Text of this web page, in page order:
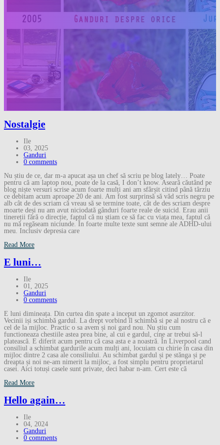
Nostalgie
Ile
03, 2025
Ganduri
0 comments
Nu știu de ce, dar m-a apucat așa un chef să scriu pe blog lately… Poate
pentru că am laptop nou, poate de la casă, I don’t know. Aseară căutând pe
blog niște versuri scrise acum foarte mulți ani am sfârșit citind până târziu
ce debitam acum aproape 20 de ani. Am fost surprinsă să văd scris negru pe
alb cât de des scriam că vreau să se termine toate, cât de des scriam despre
moarte deși nu am avut niciodată gânduri foarte reale de suicid. Erau anii
tinereții fără o direcție, faptul că nu știam ce să fac cu viața mea, faptul că
nu mă regăseam niciunde. În foarte multe texte sunt semne ale ADHD-ului
meu. Inclusiv depresia care
Read More
E luni…
Ile
01, 2025
Ganduri
0 comments
E luni dimineața. Din curtea din spate a inceput un zgomot asurzitor.
Vecinii iși schimbă gardul. La drept vorbind îl schimbă si pe al nostru că e
cel de la mijloc. Practic o sa avem și noi gard nou. Nu știu cum
functioneaza chestiile astea prea bine, al cui e gardul, cine ar trebui să-l
platească. E diferit acum pentru că casa asta e a noastră. În Liverpool cand
consiliul a schimbat gardurile acum mulți ani, locuiam cu chirie în casa din
mijloc dintre 2 casa ale consiliului. Au schimbat gardul și pe stănga și pe
dreapta și noi ne-am nimerit la mijloc, a fost simplu pentru proprietarul
casei. Aici totuși casele sunt private, deci habar n-am. Cert este că
Read More
Hello again…
Ile
04, 2024
Ganduri
0 comments